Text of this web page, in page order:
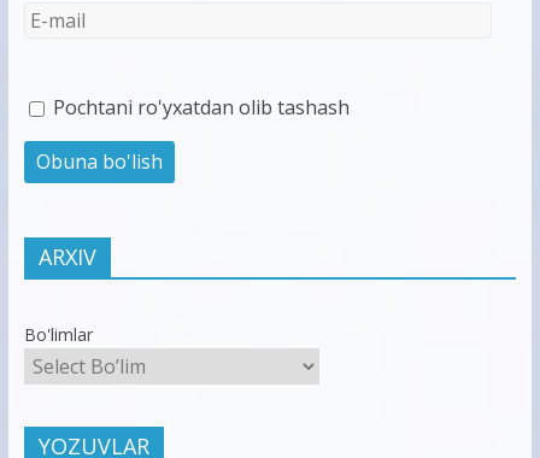
Pochtani ro'yxatdan olib tashash
ARXIV
Bo'limlar
YOZUVLAR